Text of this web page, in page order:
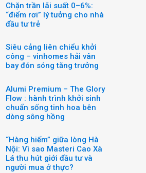
Chặn trần lãi suất 0–6%:
“điểm rơi” lý tưởng cho nhà
đầu tư trẻ
Siêu cảng liên chiểu khởi
công – vinhomes hải vân
bay đón sóng tăng trưởng
Alumi Premium – The Glory
Flow : hành trình khởi sinh
chuẩn sống tinh hoa bên
dòng sông hồng
“Hàng hiếm” giữa lòng Hà
Nội: Vì sao Masteri Cao Xà
Lá thu hút giới đầu tư và
người mua ở thực?